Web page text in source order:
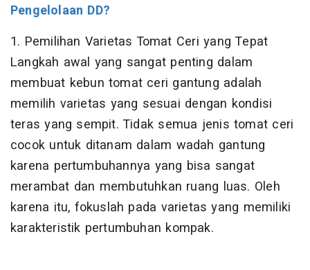
Pengelolaan DD?
1. Pemilihan Varietas Tomat Ceri yang Tepat
Langkah awal yang sangat penting dalam
membuat kebun tomat ceri gantung adalah
memilih varietas yang sesuai dengan kondisi
teras yang sempit. Tidak semua jenis tomat ceri
cocok untuk ditanam dalam wadah gantung
karena pertumbuhannya yang bisa sangat
merambat dan membutuhkan ruang luas. Oleh
karena itu, fokuslah pada varietas yang memiliki
karakteristik pertumbuhan kompak.